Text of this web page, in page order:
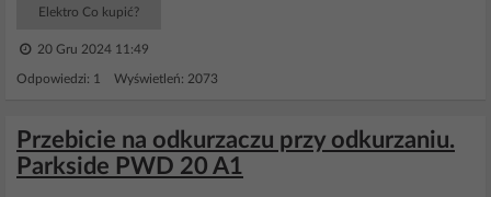
Elektro Co kupić?
20 Gru 2024 11:49
Odpowiedzi: 1 Wyświetleń: 2073
Przebicie na odkurzaczu przy odkurzaniu.
Parkside PWD 20 A1